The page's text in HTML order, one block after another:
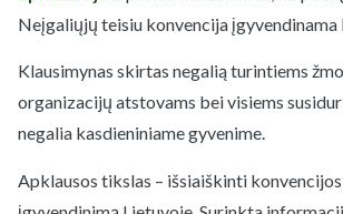
Neįgaliųjų teisiu konvencija įgyvendinama
Klausimynas skirtas negalią turintiems
organizacijų atstovams bei visiems
negalia kasdieniniame gyvenime.
Apklausos tikslas – išsiaiškinti